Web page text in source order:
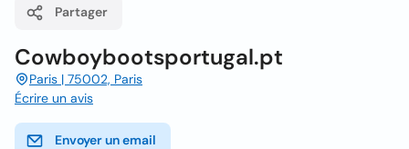
Partager
Cowboybootsportugal.pt
Paris | 75002, Paris
Écrire un avis
Envoyer un email